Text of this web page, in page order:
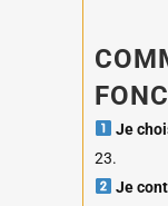
Je
23.
Je